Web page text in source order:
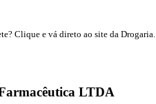
Clique e vá direto ao site da Drogaria.
LTDA